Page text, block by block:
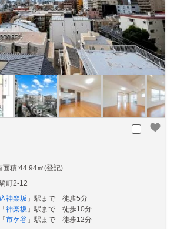
面積:44.94㎡(登記)
町2-12
神楽坂 」駅まで 徒歩5分
「 神楽坂 」駅まで 徒歩10分
「 市ケ谷 」駅まで 徒歩12分